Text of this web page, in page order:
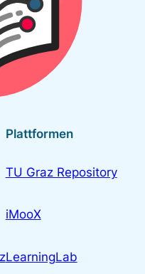
Plattformen
TU Graz Repository
iMooX
LearningLab